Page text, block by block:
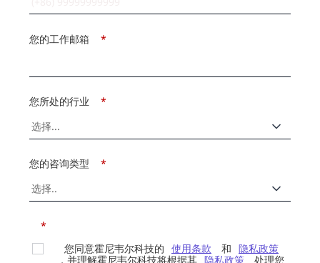
*
您的工作邮箱
*
您所处的行业
*
您的咨询类型
*
您同意霍尼韦尔科技的 使用条款 和 隐私政策
，并理解霍尼韦尔科技将根据其 隐私政策 处理您